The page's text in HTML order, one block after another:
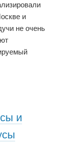
и
не очень
и